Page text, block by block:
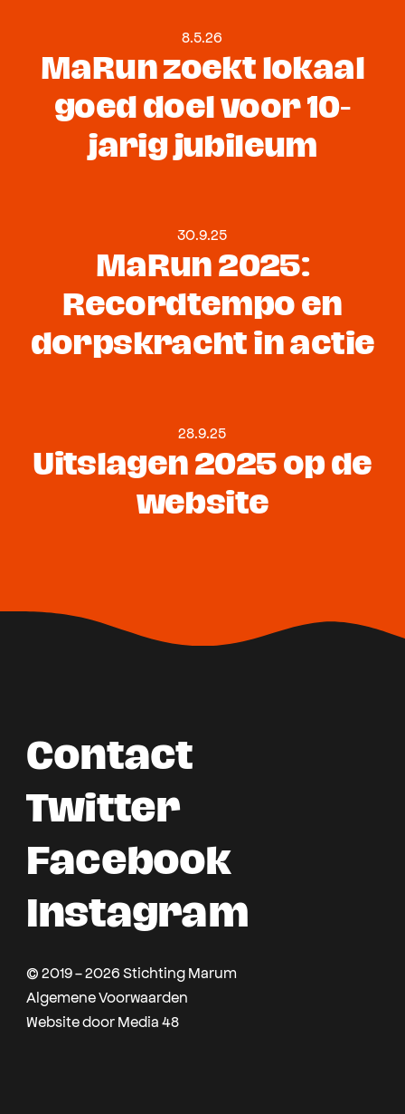
8.5.26
MaRun zoekt lokaal
goed doel voor 10-
jarig jubileum
30.9.25
MaRun 2025:
Recordtempo en
dorpskracht in actie
28.9.25
Uitslagen 2025 op de
website
Contact
Twitter
Facebook
Instagram
© 2019 - 2026 Stichting Marum
Algemene Voorwaarden
Website door Media 48